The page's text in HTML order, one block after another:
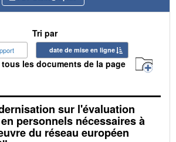
Tri par
date de mise en ligne
les documents de la page
sur l'évaluation
personnels nécessaires à
du réseau européen